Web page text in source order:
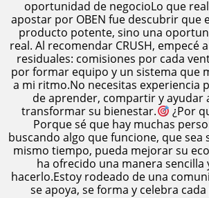
oportunidad de negocioLo que
apostar por OBEN fue descubrir que
producto potente, sino una
real. Al recomendar CRUSH, empecé
residuales: comisiones por cada
por formar equipo y un sistema que
a mi ritmo.No necesitas experiencia
de aprender, compartir y ayudar
transformar su bienestar.
¿Por
Porque sé que hay muchas
buscando algo que funcione, que sea
mismo tiempo, pueda mejorar su
ha ofrecido una manera sencilla
hacerlo.Estoy rodeado de una
se apoya, se forma y celebra